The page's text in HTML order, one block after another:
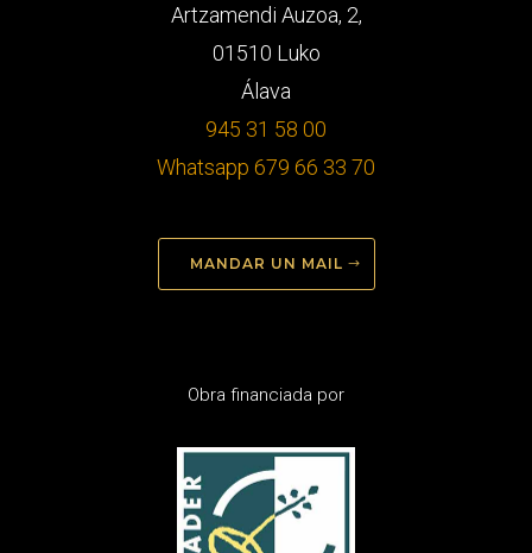
Artzamendi Auzoa, 2,
01510 Luko
Álava
945 31 58 00
Whatsapp 679 66 33 70
MANDAR UN MAIL
Obra financiada por